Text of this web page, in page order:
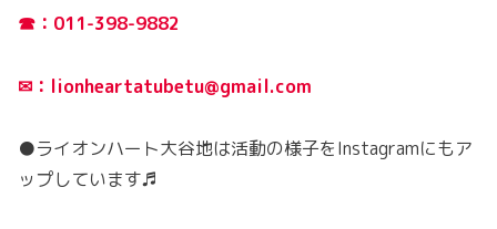
☎：011-398-9882
✉：lionheartatubetu@gmail.com
●ライオンハート大谷地は活動の様子をInstagramにもア
ップしています♬